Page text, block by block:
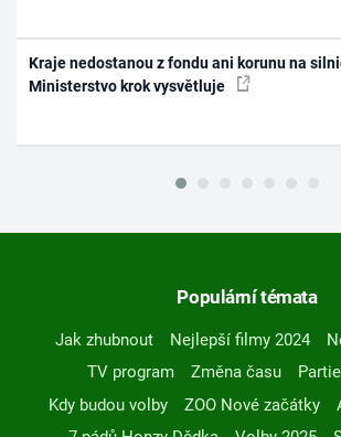
Kraje nedostanou z fondu ani korunu na
Ministerstvo krok vysvětluje
Populární témata
Jak zhubnout Nejlepší filmy 2024
TV program
Změna času Partie
Kdy budou volby
ZOO Nové začátky